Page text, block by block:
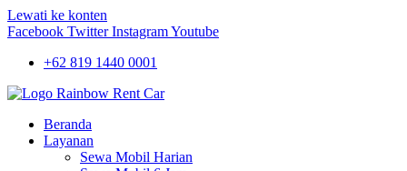
Lewati ke konten
Facebook Twitter InstagramYoutube
+62 819 1440 0001
Beranda
Layanan
Sewa Mobil Harian